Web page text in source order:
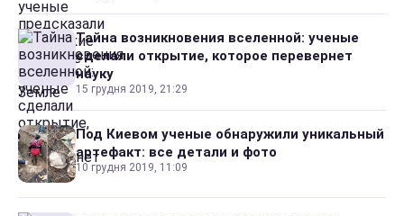
Тайна возникновения вселенной: ученые
сделали открытие, которое перевернет
науку
15 грудня 2019, 21:29
Под Киевом ученые обнаружили уникальный
артефакт: все детали и фото
10 грудня 2019, 11:09